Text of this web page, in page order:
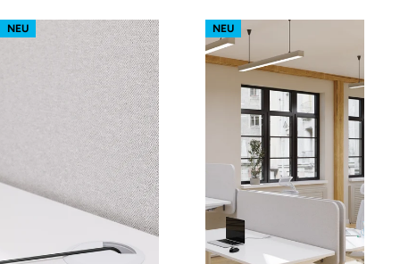
s62 prime – Gestell Weiß (glatt)
NEU s62 prime – Gestell Schwarz
NEU